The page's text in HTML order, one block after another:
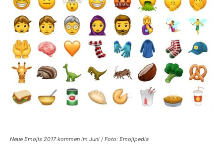
Neue Emojis 2017 kommen im Juni / Foto: Emojipedia